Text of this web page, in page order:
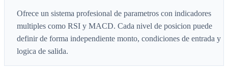
Ofrece un sistema profesional de parametros con indicadores
multiples como RSI y MACD. Cada nivel de posicion puede
definir de forma independiente monto, condiciones de entrada y
logica de salida.